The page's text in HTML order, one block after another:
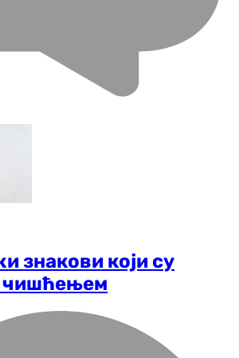
знакови који су
чишћењем